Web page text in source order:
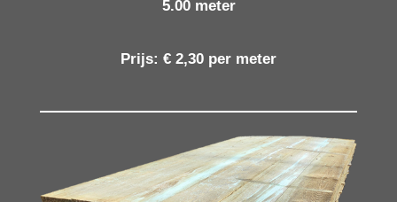
5.00 meter
Prijs: € 2,30 per meter